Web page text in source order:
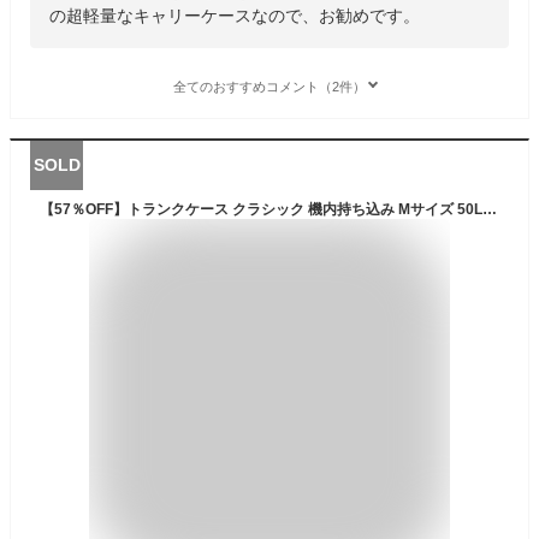
の超軽量なキャリーケースなので、お勧めです。
全てのおすすめコメント（2件）
SOLD
【57％OFF】トランクケース クラシック 機内持ち込み Mサイズ 50L 2～4泊 TSAロック 小型 キャリーケース スーツケース 修学旅行 おすすめ かわいい 旅行かばん トランク 女子旅 機内持込 一人旅 安い ホカンス